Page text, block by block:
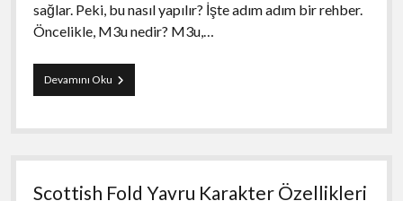
sağlar. Peki, bu nasıl yapılır? İşte adım adım bir rehber.
Öncelikle, M3u nedir? M3u,…
Devamını OkuM3u
Listesi
Haftalık
Listesi
Scottish Fold Yavru Karakter Özellikleri